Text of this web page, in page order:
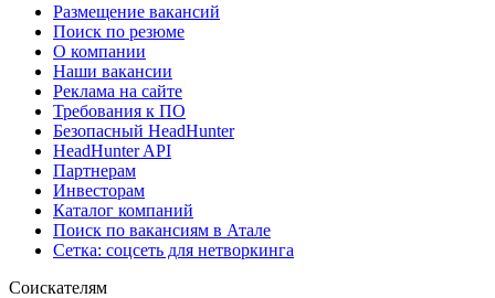
Размещение вакансий
Поиск по резюме
О компании
Наши вакансии
Реклама на сайте
Требования к ПО
Безопасный HeadHunter
HeadHunter API
Партнерам
Инвесторам
Каталог компаний
Поиск по вакансиям в Атале
Сетка: соцсеть для нетворкинга
Соискателям